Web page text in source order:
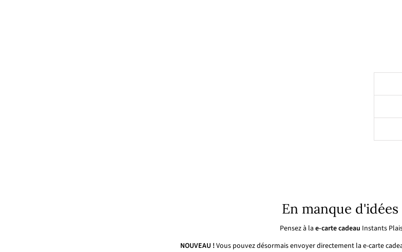
En manque d'idées
Pensez à la e-carte cadeau Instants
NOUVEAU !Vous pouvez désormais envoyer directement la e-carte